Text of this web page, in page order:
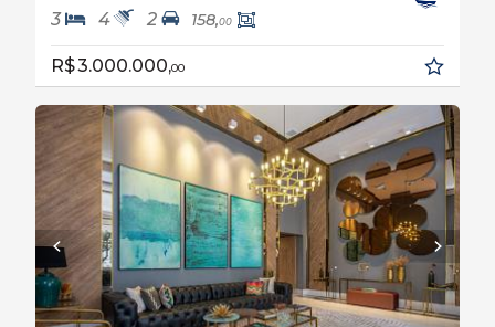
3 4 2 158,00
R$ 3.000.000,00